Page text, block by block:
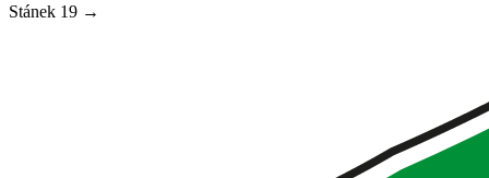
Stánek 19 →